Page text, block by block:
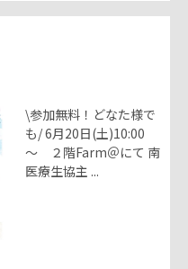
\参加無料！どなた様で
も/ 6月20日(土)10:00
～ ２階Farm＠にて 南
医療生協主 ...